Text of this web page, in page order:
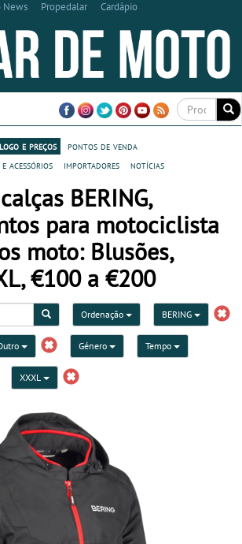
News Propedalar Cardápio
e preços
pontos de venda
acessórios
importadores notícias
BERING,
para motociclista
moto: Blusões,
€100 a €200
Ordenação BERING
Género Tempo
XXXL